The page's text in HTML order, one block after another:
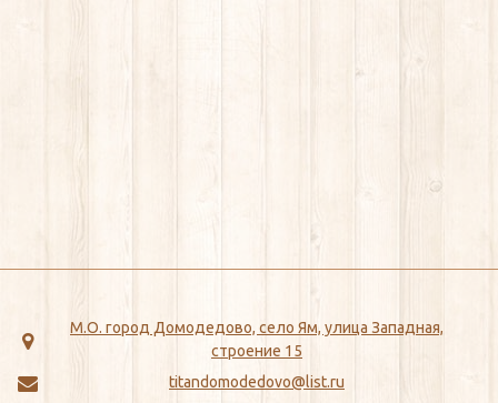
М.О. город Домодедово, село Ям, улица Западная,
строение 15
titandomodedovo@list.ru